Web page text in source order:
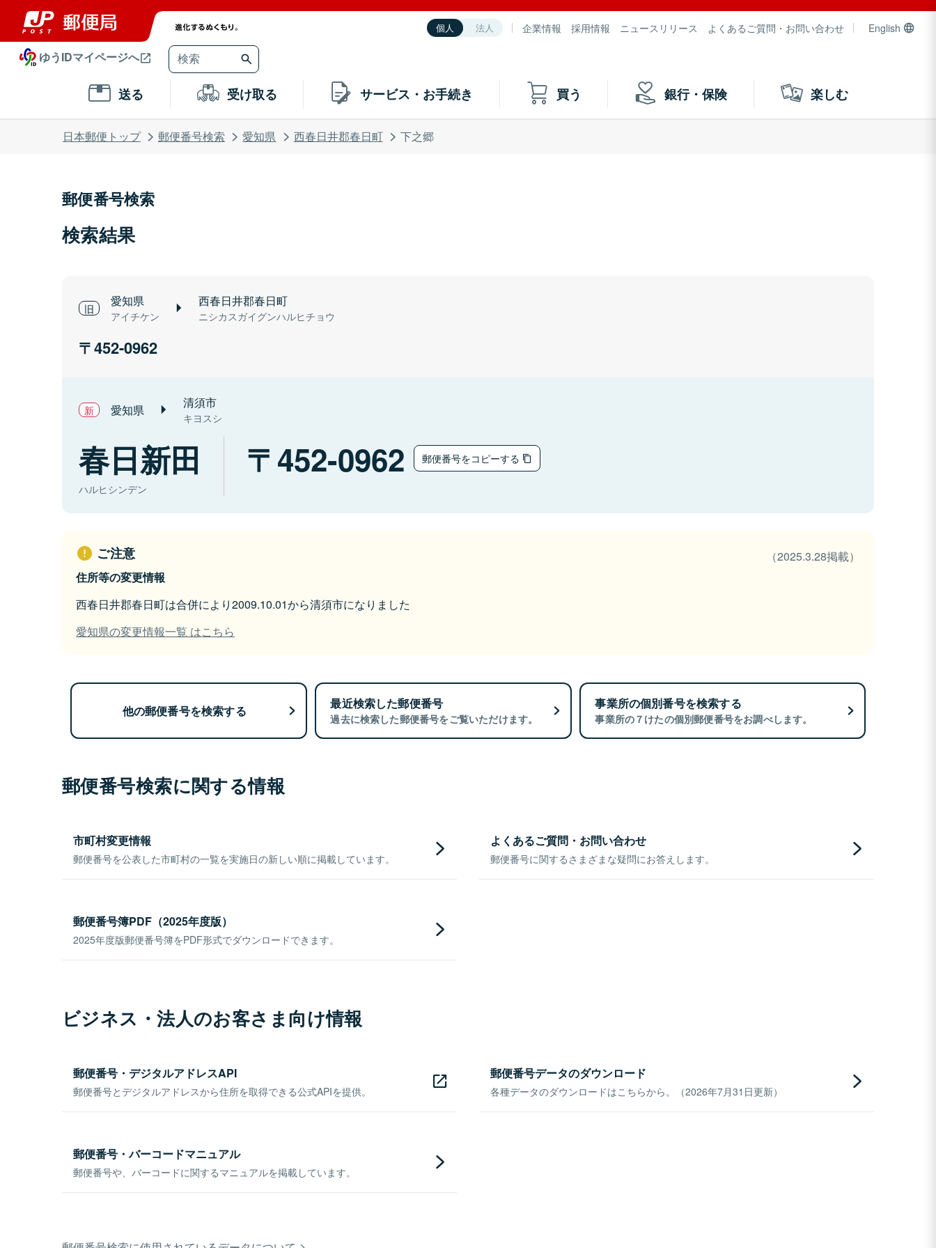
個人 法人 企業情報 採用情報 ニュースリリース よくあるご質問・お問い合わせ English
ゆうIDマイページへ
送る 受け取る サービス・お手続き 買う 銀行・保険 楽しむ
日本郵便トップ 郵便番号検索 愛知県 西春日井郡春日町 下之郷
郵便番号検索
検索結果
愛知県
アイチケン
西春日井郡春日町
ニシカスガイグンハルヒチョウ
452-0962
愛知県 清須市
キヨスシ
春日新田
ハルヒシンデン
452-0962 郵便番号をコピーする
ご注意
（2025.3.28掲載）
住所等の変更情報
西春日井郡春日町は合併により2009.10.01から清須市になりました
愛知県の変更情報一覧 はこちら
他の郵便番号を検索する 最近検索した郵便番号
過去に検索した郵便番号をご覧いただけます。
事業所の個別番号を検索する
事業所の７けたの個別郵便番号をお調べします。
郵便番号検索に関する情報
市町村変更情報
郵便番号を公表した市町村の一覧を実施日の新しい順に掲載しています。
よくあるご質問・お問い合わせ
郵便番号に関するさまざまな疑問にお答えします。
郵便番号簿PDF（2025年度版）
2025年度版郵便番号簿をPDF形式でダウンロードできます。
ビジネス・法人のお客さま向け情報
郵便番号・デジタルアドレスAPI
郵便番号とデジタルアドレスから住所を取得できる公式APIを提供。
郵便番号データのダウンロード
各種データのダウンロードはこちらから。（2026年7月31日更新）
郵便番号・バーコードマニュアル
郵便番号や、バーコードに関するマニュアルを掲載しています。